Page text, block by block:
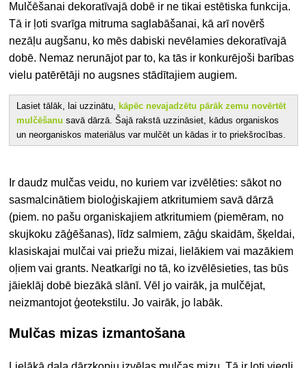
Mulčēšanai dekoratīvajā dobē ir ne tikai estētiska funkcija.
Tā ir ļoti svarīga mitruma saglabāšanai, kā arī novērš
nezāļu augšanu, ko mēs dabiski nevēlamies dekoratīvajā
dobē. Nemaz nerunājot par to, ka tās ir konkurējoši barības
vielu patērētāji no augsnes stādītajiem augiem.
Lasiet tālāk, lai uzzinātu, kāpēc nevajadzētu pārāk zemu novērtēt
mulčēšanu savā dārzā. Šajā rakstā uzzināsiet, kādus organiskos
un neorganiskos materiālus var mulčēt un kādas ir to priekšrocības.
Ir daudz mulčas veidu, no kuriem var izvēlēties: sākot no
sasmalcinātiem bioloģiskajiem atkritumiem savā dārzā
(piem. no pašu organiskajiem atkritumiem (piemēram, no
skujkoku zāģēšanas), līdz salmiem, zāģu skaidām, šķeldai,
klasiskajai mulčai vai priežu mizai, lielākiem vai mazākiem
oļiem vai grants. Neatkarīgi no tā, ko izvēlēsieties, tas būs
jāieklāj dobē biezākā slānī. Vēl jo vairāk, ja mulčējat,
neizmantojot ģeotekstilu. Jo vairāk, jo labāk.
Mulčas mizas izmantošana